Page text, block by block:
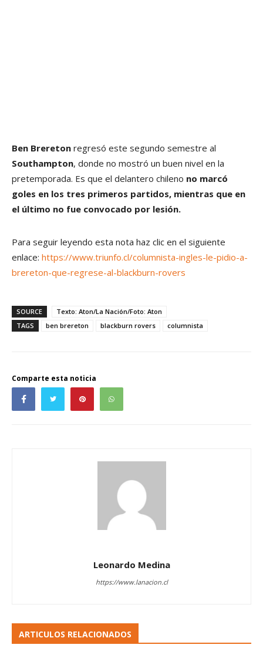
Ben Brereton regresó este segundo semestre al
Southampton, donde no mostró un buen nivel en la
pretemporada. Es que el delantero chileno no marcó
goles en los tres primeros partidos, mientras que en
el último no fue convocado por lesión.
Para seguir leyendo esta nota haz clic en el siguiente
enlace: https://www.triunfo.cl/columnista-ingles-le-pidio-a-
brereton-que-regrese-al-blackburn-rovers
SOURCE
Texto: Aton/La Nación/Foto: Aton
TAGS
ben brereton blackburn rovers columnista
Comparte esta noticia
Leonardo Medina
https://www.lanacion.cl
ARTICULOS RELACIONADOS